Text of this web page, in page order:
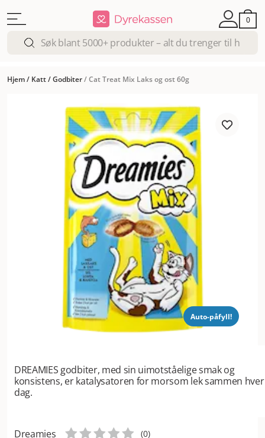
0
Hjem/ Katt/Godbiter/Cat Treat Mix Laks og ost 60g
Auto-påfyll!
DREAMIES godbiter, med sin uimotståelige smak og
konsistens, er katalysatoren for morsom lek sammen hver
dag.
Dreamies (0)